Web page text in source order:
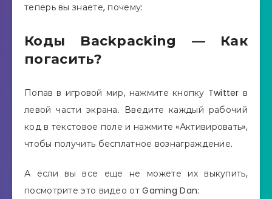
теперь вы знаете, почему:
Коды Backpacking — Как
погасить?
Попав в игровой мир, нажмите кнопку Twitter в
левой части экрана. Введите каждый рабочий
код в текстовое поле и нажмите «Активировать»,
чтобы получить бесплатное вознаграждение.
А если вы все еще не можете их выкупить,
посмотрите это видео от Gaming Dan: